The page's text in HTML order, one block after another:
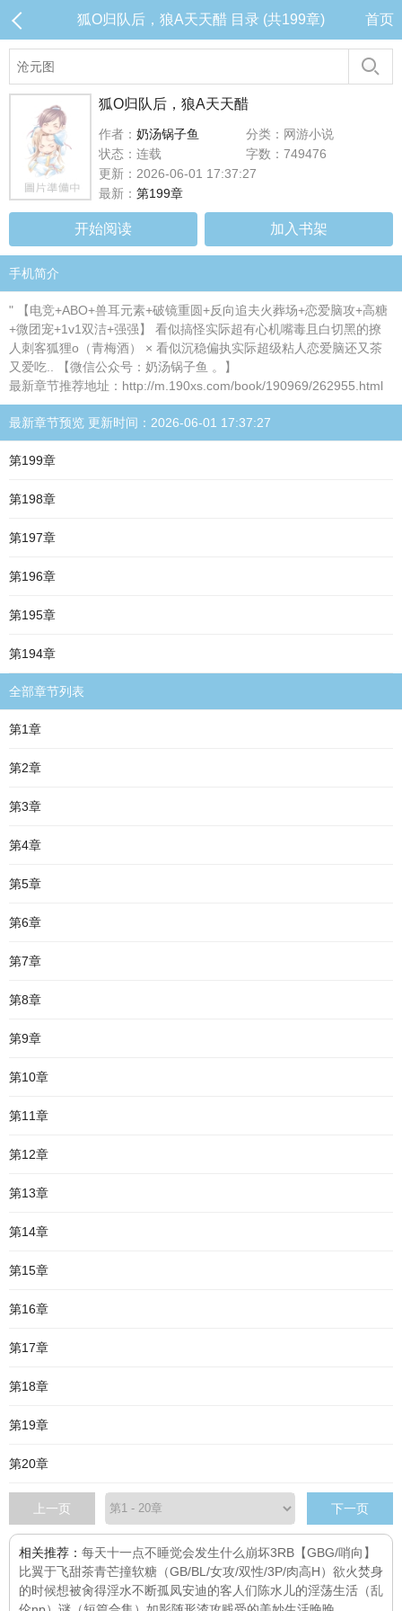
狐O归队后，狼A天天醋 目录 (共199章) 首页
狐O归队后，狼A天天醋
作者： 奶汤锅子鱼
分类：网游小说
状态：连载
字数：749476
更新：2026-06-01 17:37:27
最新： 第199章
开始阅读 加入书架
手机简介
" 【电竞+ABO+兽耳元素+破镜重圆+反向追夫火葬场+恋爱脑攻+高糖
+微团宠+1v1双洁+强强】 看似搞怪实际超有心机嘴毒且白切黑的撩
人刺客狐狸o（青梅酒） × 看似沉稳偏执实际超级粘人恋爱脑还又茶
又爱吃.. 【微信公众号：奶汤锅子鱼 。】
最新章节推荐地址：http://m.190xs.com/book/190969/262955.html
最新章节预览 更新时间：2026-06-01 17:37:27
第199章
第198章
第197章
第196章
第195章
第194章
全部章节列表
第1章
第2章
第3章
第4章
第5章
第6章
第7章
第8章
第9章
第10章
第11章
第12章
第13章
第14章
第15章
第16章
第17章
第18章
第19章
第20章
上一页 下一页
相关推荐： 每天十一点不睡觉会发生什么 崩坏3RB 【GBG/哨向】
比翼于飞甜茶青芒撞软糖（GB/BL/女攻/双性/3P/肉高H） 欲火焚身
的时候想被肏得淫水不断孤凤安迪的客人们陈水儿的淫荡生活（乱